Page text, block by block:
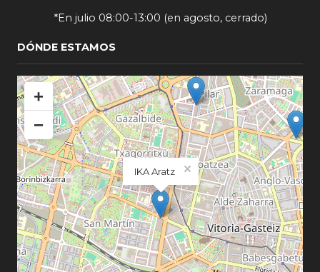
*En julio 08:00-13:00 (en agosto, cerrado)
DÓNDE ESTAMOS
IKA Aratz ×
+
−